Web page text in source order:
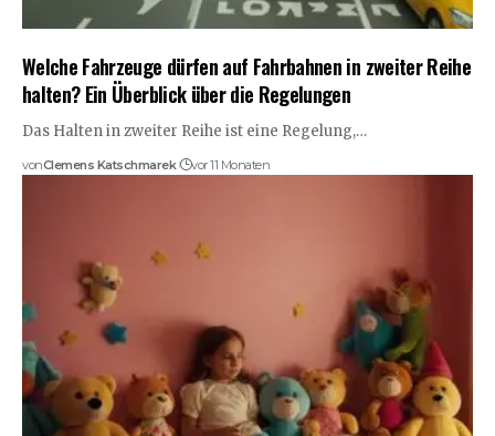
Welche Fahrzeuge dürfen auf Fahrbahnen in zweiter Reihe
halten? Ein Überblick über die Regelungen
Das Halten in zweiter Reihe ist eine Regelung,…
vonClemens Katschmarek vor 11 Monaten